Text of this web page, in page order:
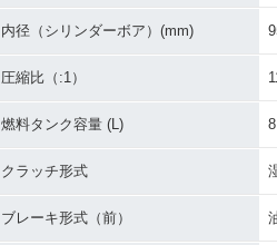
内径（シリンダーボア）(mm)
圧縮比（:1）
燃料タンク容量 (L)
クラッチ形式
ブレーキ形式（前）